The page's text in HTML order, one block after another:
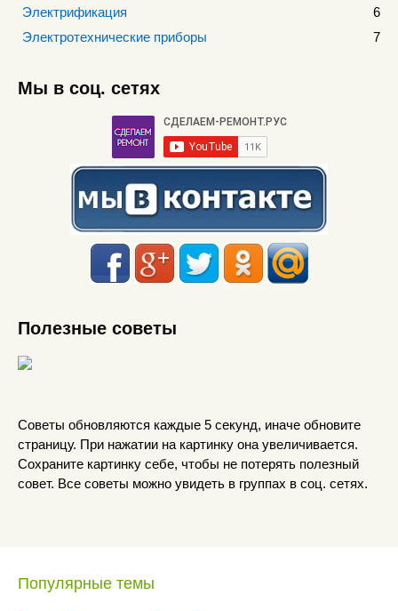
Электрификация
6
Электротехнические приборы
7
Мы в соц. сетях
Полезные советы
Советы обновляются каждые 5 секунд, иначе обновите
страницу. При нажатии на картинку она увеличивается.
Сохраните картинку себе, чтобы не потерять полезный
совет. Все советы можно увидеть в группах в соц. сетях.
Популярные темы